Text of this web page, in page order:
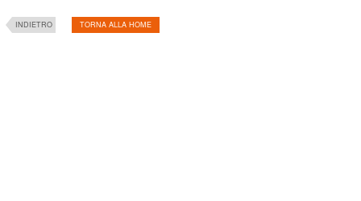
INDIETRO TORNA ALLA HOME